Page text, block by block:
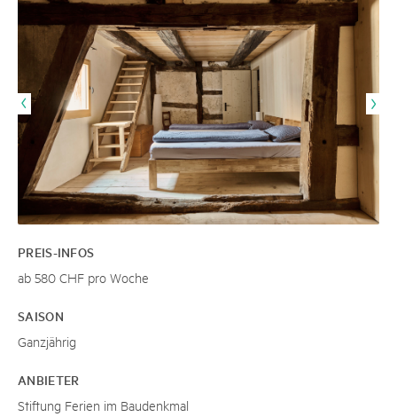
PREIS-INFOS
ab 580 CHF pro Woche
SAISON
Ganzjährig
ANBIETER
Stiftung Ferien im Baudenkmal